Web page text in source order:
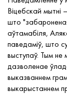
Віцебскай мытні
што
аўтамабіля,
паведаміў, што
выступаў. Тым не
дазволенае
выказваннем
выкарыстаннем